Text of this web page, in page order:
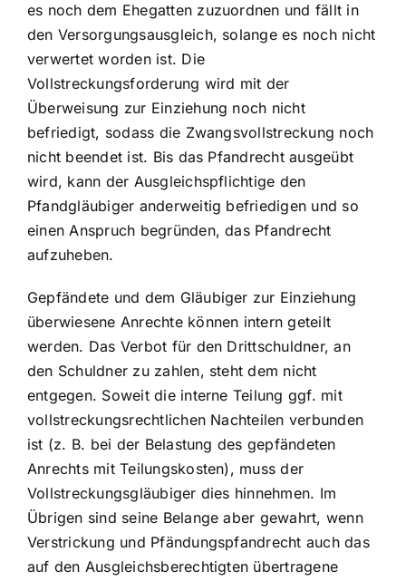
es noch dem Ehegatten zuzuordnen und fällt in
den Versorgungsausgleich, solange es noch nicht
verwertet worden ist. Die
Vollstreckungsforderung wird mit der
Überweisung zur Einziehung noch nicht
befriedigt, sodass die Zwangsvollstreckung noch
nicht beendet ist. Bis das Pfandrecht ausgeübt
wird, kann der Ausgleichspflichtige den
Pfandgläubiger anderweitig befriedigen und so
einen Anspruch begründen, das Pfandrecht
aufzuheben.
Gepfändete und dem Gläubiger zur Einziehung
überwiesene Anrechte können intern geteilt
werden. Das Verbot für den Drittschuldner, an
den Schuldner zu zahlen, steht dem nicht
entgegen. Soweit die interne Teilung ggf. mit
vollstreckungsrechtlichen Nachteilen verbunden
ist (z. B. bei der Belastung des gepfändeten
Anrechts mit Teilungskosten), muss der
Vollstreckungsgläubiger dies hinnehmen. Im
Übrigen sind seine Belange aber gewahrt, wenn
Verstrickung und Pfändungspfandrecht auch das
auf den Ausgleichsberechtigten übertragene